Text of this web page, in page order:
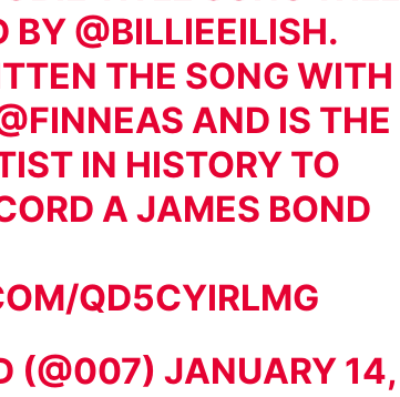
BY @BILLIEEILISH.
THE SONG WITH
AND IS THE
IN HISTORY TO
A JAMES BOND
QD5CYIRLMG
(@007) JANUARY 14,